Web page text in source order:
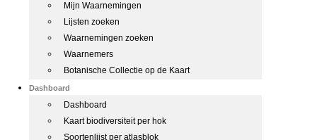
Mijn Waarnemingen
Lijsten zoeken
Waarnemingen zoeken
Waarnemers
Botanische Collectie op de Kaart
Dashboard
Dashboard
Kaart biodiversiteit per hok
Soortenlijst per atlasblok